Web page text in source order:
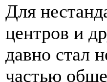
Для
центров и
давно стал
частью